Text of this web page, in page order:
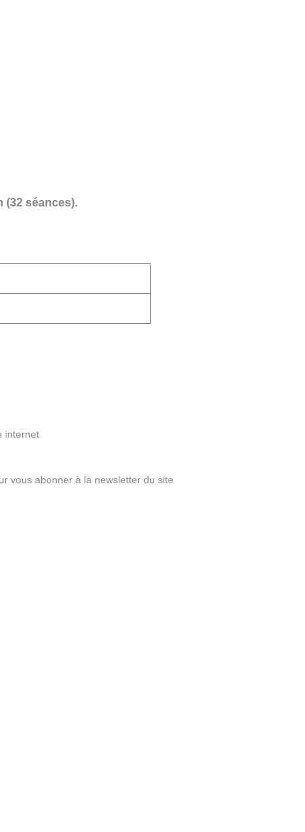
(32 séances).
internet
vous abonner à la newsletter du site